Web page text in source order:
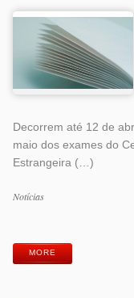
Decorrem até 12 de
maio dos exames do
Estrangeira (…)
Categorias
Notícias
MORE